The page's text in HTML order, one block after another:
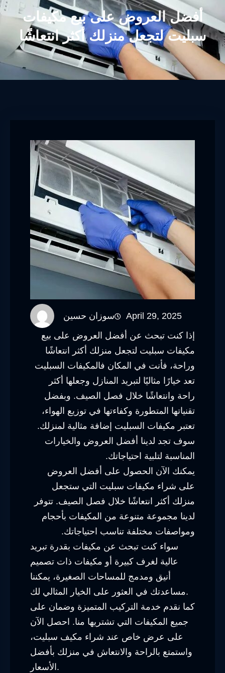
أفضل العروض على بيع مكيفات
سبليت لتجعل منزلك أكثر انتعاشًا
سوزان حسين
April 29, 2025
إذا كنت تبحث عن أفضل العروض على بيع
مكيفات سبليت لتجعل منزلك أكثر انتعاشًا
وراحة، فأنت في المكان فالمكيفات السبليت
تعد خيارًا مثاليًا لتبريد المنازل وجعلها أكثر
راحة وانتعاشًا خلال فصل الصيف. وبفضل
تقنياتها المتطورة وكفاءتها في توزيع الهواء،
تعتبر مكيفات السبليت إضافة مثالية لمنزلك.
سوف تجد لدينا أفضل العروض والخيارات
المناسبة لتلبية احتياجاتك.
يمكنك الآن الحصول على أفضل العروض
على شراء مكيفات سبليت التي ستجعل
منزلك أكثر انتعاشًا خلال فصل الصيف. تتوفر
لدينا مجموعة متنوعة من المكيفات بأحجام
ومواصفات مختلفة تناسب احتياجاتك.
سواء كنت تبحث عن مكيفات بقدرة تبريد
عالية لغرف كبيرة أو مكيفات ذات تصميم
أنيق ومدمج للمساحات الصغيرة، يمكننا
مساعدتك في العثور على الخيار المثالي لك.
كما نقدم خدمة التركيب المتميزة وضمان على
جميع المكيفات التي تشتريها منا. احصل الآن
على عرض خاص عند شراء مكيف سبليت،
واستمتع بالراحة والانتعاش في منزلك بأفضل
الأسعار.